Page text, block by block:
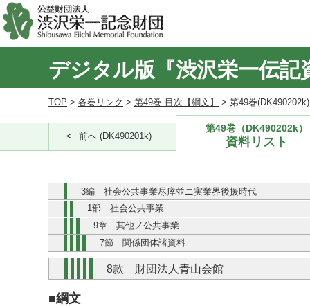
デジタル版『渋沢栄一伝記
TOP > 各巻リンク > 第49巻 目次【綱文】 > 第49巻
前へ (DK490201k)
第49巻（DK490202k）
資料リスト
3編 社会公共事業尽瘁並ニ実業界後援時代
1部 社会公共事業
9章 其他ノ公共事業
7節 関係団体諸資料
8款 財団法人青山会館
■綱文